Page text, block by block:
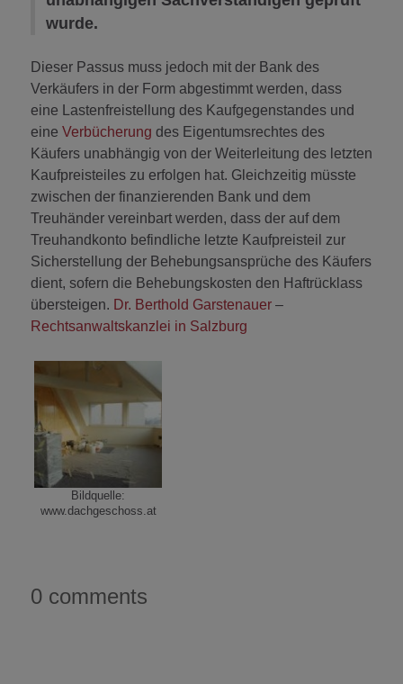
wurde.
Dieser Passus muss jedoch mit der Bank des
Verkäufers in der Form abgestimmt werden, dass
eine Lastenfreistellung des Kaufgegenstandes und
eine Verbücherung des Eigentumsrechtes des
Käufers unabhängig von der Weiterleitung des letzten
Kaufpreisteiles zu erfolgen hat. Gleichzeitig müsste
zwischen der finanzierenden Bank und dem
Treuhänder vereinbart werden, dass der auf dem
Treuhandkonto befindliche letzte Kaufpreisteil zur
Sicherstellung der Behebungsansprüche des Käufers
dient, sofern die Behebungskosten den Haftrücklass
übersteigen. Dr. Berthold Garstenauer –
Rechtsanwaltskanzlei in Salzburg
Bildquelle:
www.dachgeschoss.at
0 comments